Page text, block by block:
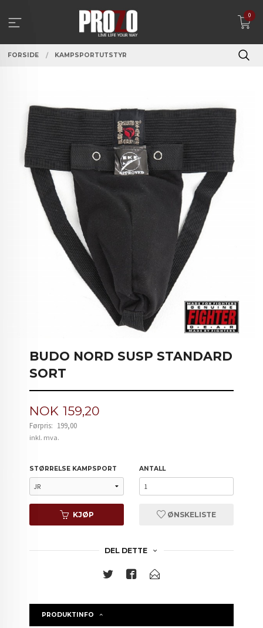
innholdet
0
FORSIDE KAMPSPORTUTSTYR
BUDO NORD SUSP STANDARD
SORT
Tilbud
NOK 159,20
Førpris: 199,00
Rabatt
inkl. mva.
STØRRELSE KAMPSPORT ANTALL
KJØP ØNSKELISTE
DEL DETTE
PRODUKTINFO